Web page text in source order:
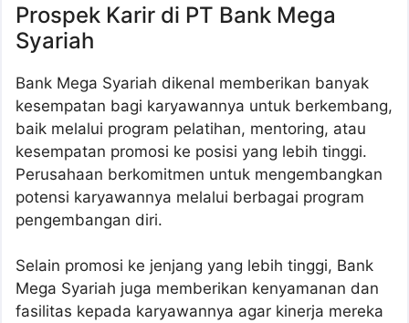
Prospek Karir di PT Bank Mega
Syariah
Bank Mega Syariah dikenal memberikan banyak
kesempatan bagi karyawannya untuk berkembang,
baik melalui program pelatihan, mentoring, atau
kesempatan promosi ke posisi yang lebih tinggi.
Perusahaan berkomitmen untuk mengembangkan
potensi karyawannya melalui berbagai program
pengembangan diri.
Selain promosi ke jenjang yang lebih tinggi, Bank
Mega Syariah juga memberikan kenyamanan dan
fasilitas kepada karyawannya agar kinerja mereka